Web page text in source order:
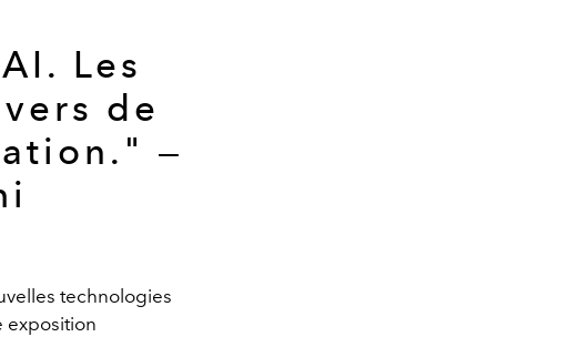
Les
de
—
technologies
exposition